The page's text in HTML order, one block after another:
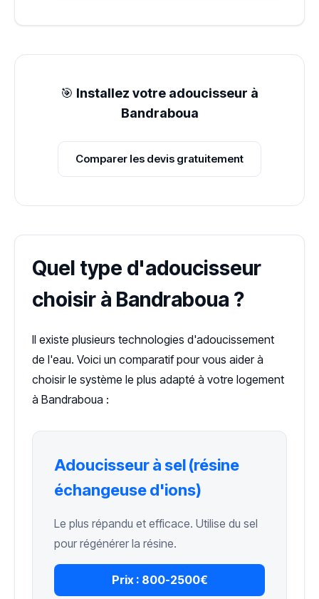
🎯 Installez votre adoucisseur à
Bandraboua
Comparer les devis gratuitement
Quel type d'adoucisseur
choisir à Bandraboua ?
Il existe plusieurs technologies d'adoucissement
de l'eau. Voici un comparatif pour vous aider à
choisir le système le plus adapté à votre logement
à Bandraboua :
Adoucisseur à sel (résine
échangeuse d'ions)
Le plus répandu et efficace. Utilise du sel
pour régénérer la résine.
Prix : 800-2500€